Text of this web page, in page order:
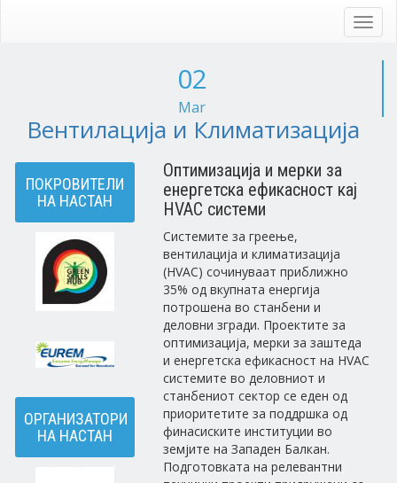
02
Mar
Вентилација и Климатизација
ПОКРОВИТЕЛИ
НА НАСТАН
ОРГАНИЗАТОРИ
НА НАСТАН
Оптимизација и мерки за
енергетска ефикасност кај
HVAC системи
Системите за греење,
вентилација и климатизација
(HVAC) сочинуваат приближно
35% од вкупната енергија
потрошена во станбени и
деловни згради. Проектите за
оптимизација, мерки за заштеда
и енергетска ефикасност на HVAC
системите во деловниот и
станбениот сектор се еден од
приоритетите за поддршка од
финасиските институции во
земјите на Западен Балкан.
Подготовката на релевантни